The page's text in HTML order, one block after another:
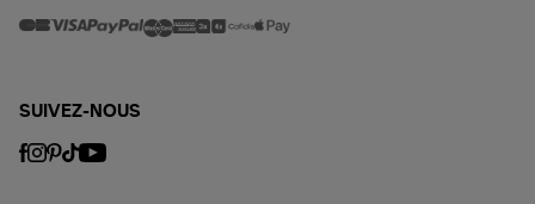
SUIVEZ-NOUS